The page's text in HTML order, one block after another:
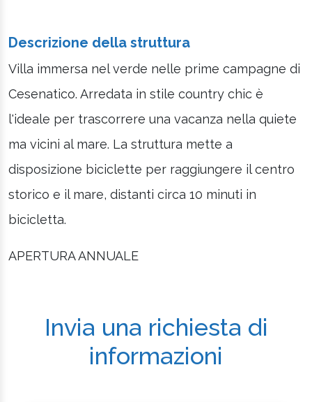
Descrizione della struttura
Villa immersa nel verde nelle prime campagne di
Cesenatico. Arredata in stile country chic è
l'ideale per trascorrere una vacanza nella quiete
ma vicini al mare. La struttura mette a
disposizione biciclette per raggiungere il centro
storico e il mare, distanti circa 10 minuti in
bicicletta.
APERTURA ANNUALE
Invia una richiesta di
informazioni